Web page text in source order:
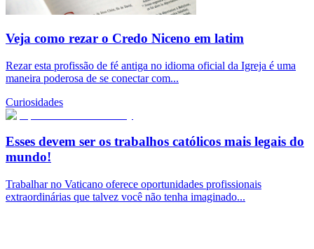
Veja como rezar o Credo Niceno em latim
Rezar esta profissão de fé antiga no idioma oficial da Igreja é uma
maneira poderosa de se conectar com...
Curiosidades
Esses devem ser os trabalhos católicos mais legais do
mundo!
Trabalhar no Vaticano oferece oportunidades profissionais
extraordinárias que talvez você não tenha imaginado...